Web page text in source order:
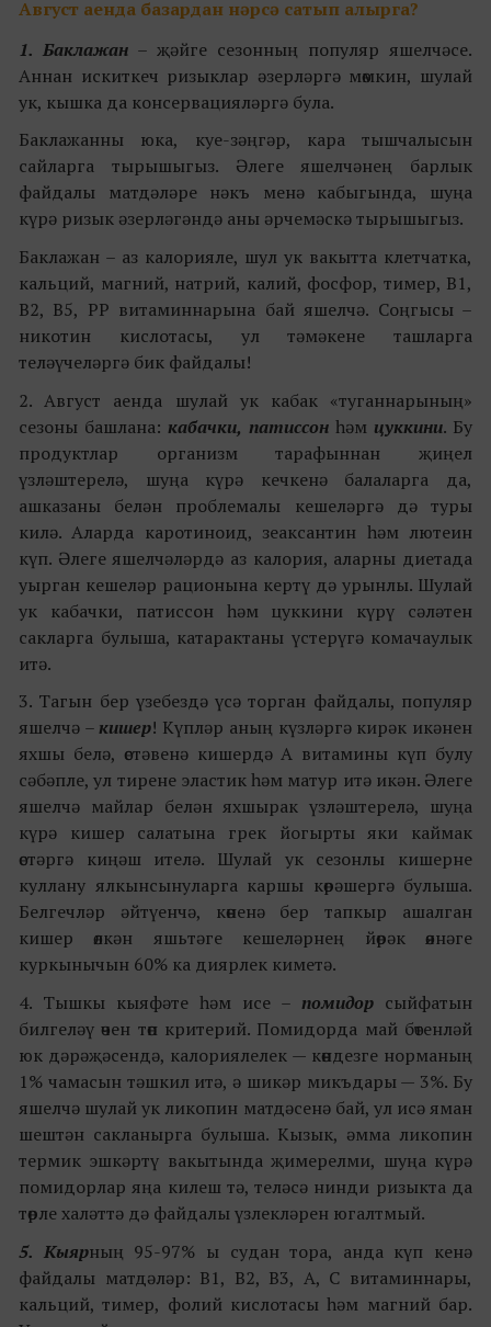
Август аенда базардан нәрсә сатып алырга?
1. Баклажан – җәйге сезонның популяр яшелчәсе.
Аннан искиткеч ризыклар әзерләргә мөмкин, шулай
ук, кышка да консервацияләргә була.
Баклажанны юка, куе-зәңгәр, кара тышчалысын
сайларга тырышыгыз. Әлеге яшелчәнең барлык
файдалы матдәләре нәкъ менә кабыгында, шуңа
күрә ризык әзерләгәндә аны әрчемәскә тырышыгыз.
Баклажан – аз калорияле, шул ук вакытта клетчатка,
кальций, магний, натрий, калий, фосфор, тимер, В1,
В2, В5, РР витаминнарына бай яшелчә. Соңгысы –
никотин кислотасы, ул тәмәкене ташларга
теләүчеләргә бик файдалы!
2. Август аенда шулай ук кабак «туганнарының»
сезоны башлана:кабачки, патиссонһәм цуккини. Бу
продуктлар организм тарафыннан җиңел
үзләштерелә, шуңа күрә кечкенә балаларга да,
ашказаны белән проблемалы кешеләргә дә туры
килә. Аларда каротиноид, зеаксантин һәм лютеин
күп. Әлеге яшелчәләрдә аз калория, аларны диетада
уырган кешеләр рационына кертү дә урынлы. Шулай
ук кабачки, патиссон һәм цуккини күрү сәләтен
сакларга булыша, катарактаны үстерүгә комачаулык
итә.
3. Тагын бер үзебездә үсә торган файдалы, популяр
яшелчә –кишер! Күпләр аның күзләргә кирәк икәнен
яхшы белә, өстәвенә кишердә А витамины күп булу
сәбәпле, ул тирене эластик һәм матур итә икән. Әлеге
яшелчә майлар белән яхшырак үзләштерелә, шуңа
күрә кишер салатына грек йогырты яки каймак
өстәргә киңәш ителә. Шулай ук сезонлы кишерне
куллану ялкынсынуларга каршы көрәшергә булыша.
Белгечләр әйтүенчә, көненә бер тапкыр ашалган
кишер өлкән яшьтәге кешеләрнең йөрәк өянәге
куркынычын 60% ка диярлек киметә.
4. Тышкы кыяфәте һәм исе – помидор сыйфатын
билгеләү өчен төп критерий. Помидорда май бөтенләй
юк дәрәҗәсендә, калориялелек — көндезге норманың
1% чамасын тәшкил итә, ә шикәр микъдары — 3%. Бу
яшелчә шулай ук ликопин матдәсенә бай, ул исә яман
шештән сакланырга булыша. Кызык, әмма ликопин
термик эшкәртү вакытында җимерелми, шуңа күрә
помидорлар яңа килеш тә, теләсә нинди ризыкта да
төрле халәттә дә файдалы үзлекләрен югалтмый.
5. Кыярның 95-97% ы судан тора, анда күп кенә
файдалы матдәләр: В1, В2, В3, А, С витаминнары,
кальций, тимер, фолий кислотасы һәм магний бар.